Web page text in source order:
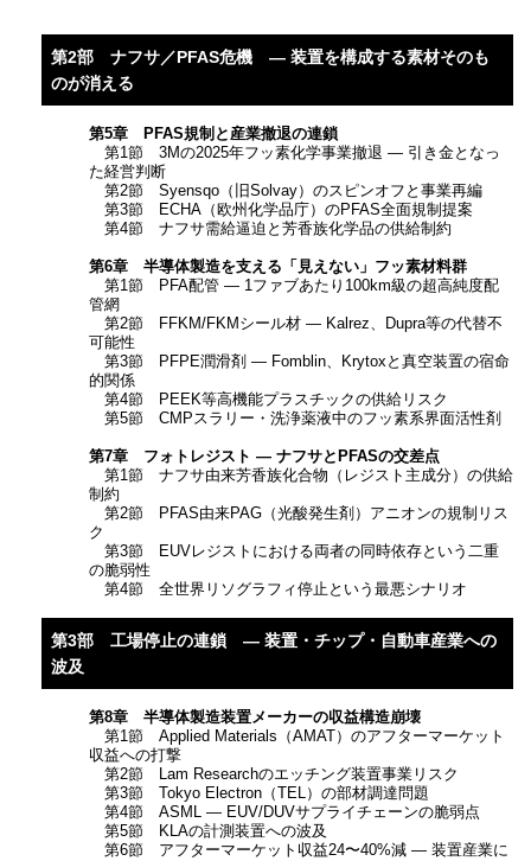
第2部 ナフサ／PFAS危機 ― 装置を構成する素材そのも
のが消える
第5章 PFAS規制と産業撤退の連鎖
第1節 3Mの2025年フッ素化学事業撤退 ― 引き金となっ
た経営判断
第2節 Syensqo（旧Solvay）のスピンオフと事業再編
第3節 ECHA（欧州化学品庁）のPFAS全面規制提案
第4節 ナフサ需給逼迫と芳香族化学品の供給制約
第6章 半導体製造を支える「見えない」フッ素材料群
第1節 PFA配管 ― 1ファブあたり100km級の超高純度配
管網
第2節 FFKM/FKMシール材 ― Kalrez、Dupra等の代替不
可能性
第3節 PFPE潤滑剤 ― Fomblin、Krytoxと真空装置の宿命
的関係
第4節 PEEK等高機能プラスチックの供給リスク
第5節 CMPスラリー・洗浄薬液中のフッ素系界面活性剤
第7章 フォトレジスト ― ナフサとPFASの交差点
第1節 ナフサ由来芳香族化合物（レジスト主成分）の供給
制約
第2節 PFAS由来PAG（光酸発生剤）アニオンの規制リス
ク
第3節 EUVレジストにおける両者の同時依存という二重
の脆弱性
第4節 全世界リソグラフィ停止という最悪シナリオ
第3部 工場停止の連鎖 ― 装置・チップ・自動車産業への
波及
第8章 半導体製造装置メーカーの収益構造崩壊
第1節 Applied Materials（AMAT）のアフターマーケット
収益への打撃
第2節 Lam Researchのエッチング装置事業リスク
第3節 Tokyo Electron（TEL）の部材調達問題
第4節 ASML ― EUV/DUVサプライチェーンの脆弱点
第5節 KLAの計測装置への波及
第6節 アフターマーケット収益24〜40%減 ― 装置産業に